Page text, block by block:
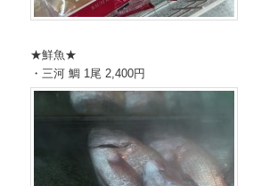
★鮮魚★
・三河 鯛 1尾 2,400円